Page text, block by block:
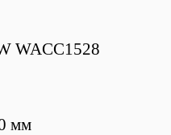
WACC1528
мм